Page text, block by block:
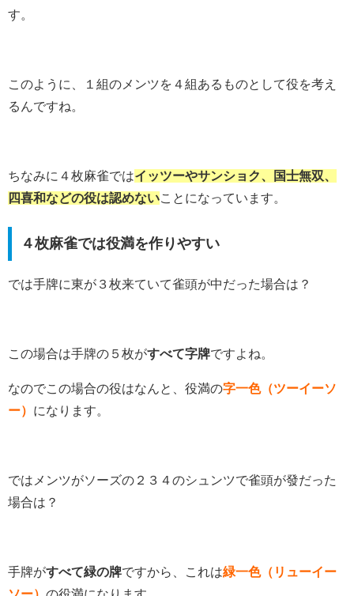
す。
このように、１組のメンツを４組あるものとして役を考え
るんですね。
ちなみに４枚麻雀ではイッツーやサンショク、国士無双、
四喜和などの役は認めないことになっています。
４枚麻雀では役満を作りやすい
では手牌に東が３枚来ていて雀頭が中だった場合は？
この場合は手牌の５枚がすべて字牌ですよね。
なのでこの場合の役はなんと、役満の字一色（ツーイーソ
ー） になります。
ではメンツがソーズの２３４のシュンツで雀頭が發だった
場合は？
手牌がすべて緑の牌ですから、これは緑一色（リューイー